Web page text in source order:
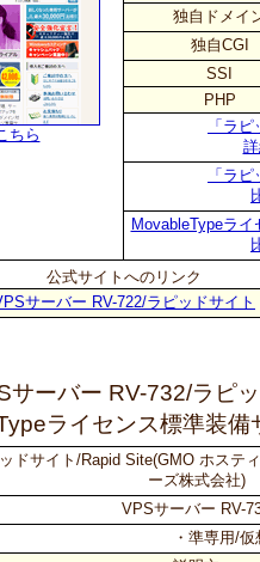
ちら
独自ドメイ
独自CGI
SSI
PHP
「ラ
「ラ
MovableTypeラ
公式サイトへのリンク
サーバー RV-722/ラピッドサイト
サーバー RV-732/ラピ
ライセンス標準装備
ドサイト/Rapid Site(GMO ホステ
ーズ株式会社)
VPSサーバー RV-
・準専用/